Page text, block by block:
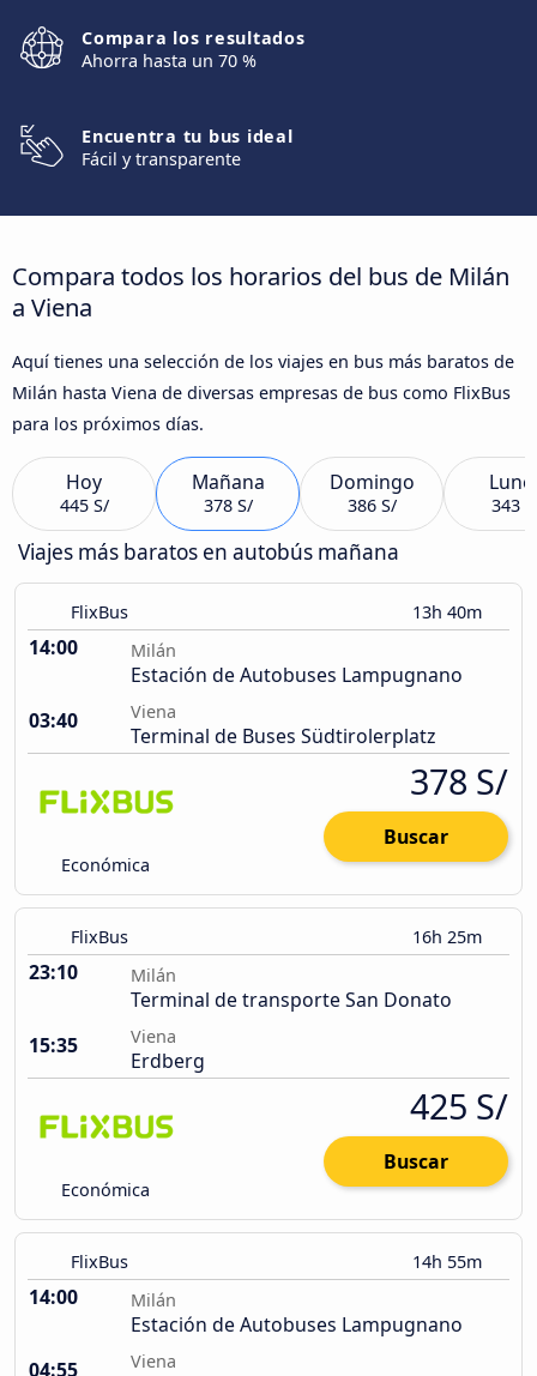
Compara los resultados
Ahorra hasta un 70 %
Encuentra tu bus ideal
Fácil y transparente
Compara todos los horarios del bus de Milán
a Viena
Aquí tienes una selección de los viajes en bus más baratos de
Milán hasta Viena de diversas empresas de bus como FlixBus
para los próximos días.
Hoy
445 S/
Mañana
378 S/
Domingo
386 S/ 343
Viajes más baratos en autobús mañana
FlixBus 13h 40m
14:00 Milán
Estación de Autobuses Lampugnano
03:40
Viena
Terminal de Buses Südtirolerplatz
Económica
378 S/
Buscar
FlixBus 16h 25m
23:10 Milán
Terminal de transporte San Donato
15:35
Viena
Erdberg
Económica
425 S/
Buscar
FlixBus 14h 55m
14:00 Milán
Estación de Autobuses Lampugnano
04:55
Viena